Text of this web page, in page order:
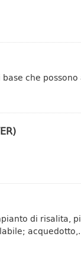
che
di risalita,